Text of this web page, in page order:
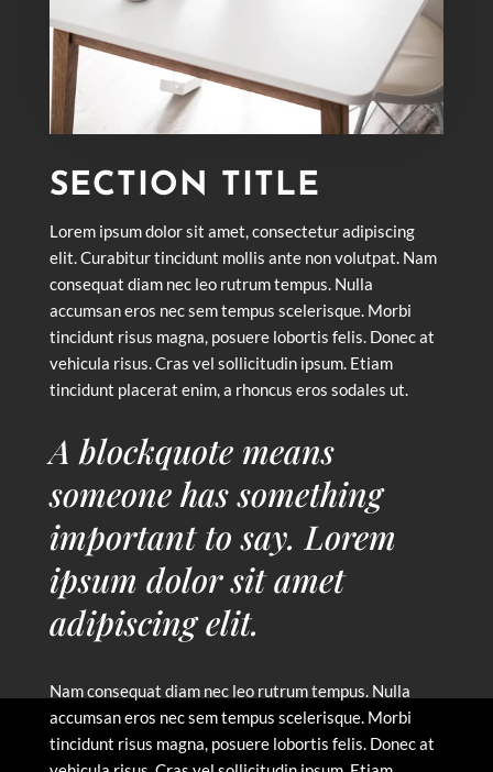
SECTION TITLE
Lorem ipsum dolor sit amet, consectetur adipiscing
elit. Curabitur tincidunt mollis ante non volutpat. Nam
consequat diam nec leo rutrum tempus. Nulla
accumsan eros nec sem tempus scelerisque. Morbi
tincidunt risus magna, posuere lobortis felis. Donec at
vehicula risus. Cras vel sollicitudin ipsum. Etiam
tincidunt placerat enim, a rhoncus eros sodales ut.
A blockquote means
someone has something
important to say. Lorem
ipsum dolor sit amet
adipiscing elit.
Nam consequat diam nec leo rutrum tempus. Nulla
accumsan eros nec sem tempus scelerisque. Morbi
tincidunt risus magna, posuere lobortis felis. Donec at